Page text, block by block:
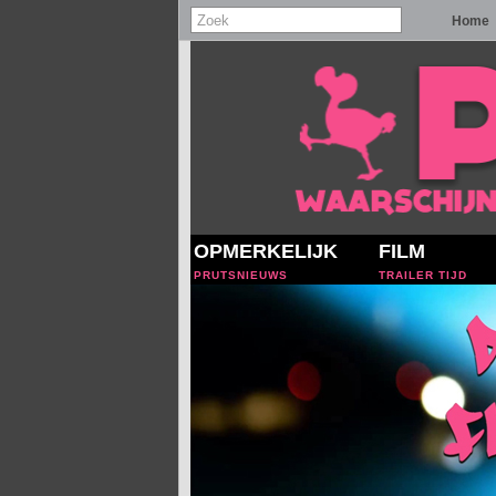
Home
OPMERKELIJK
PRUTSNIEUWS
FILM
TRAILER TIJD